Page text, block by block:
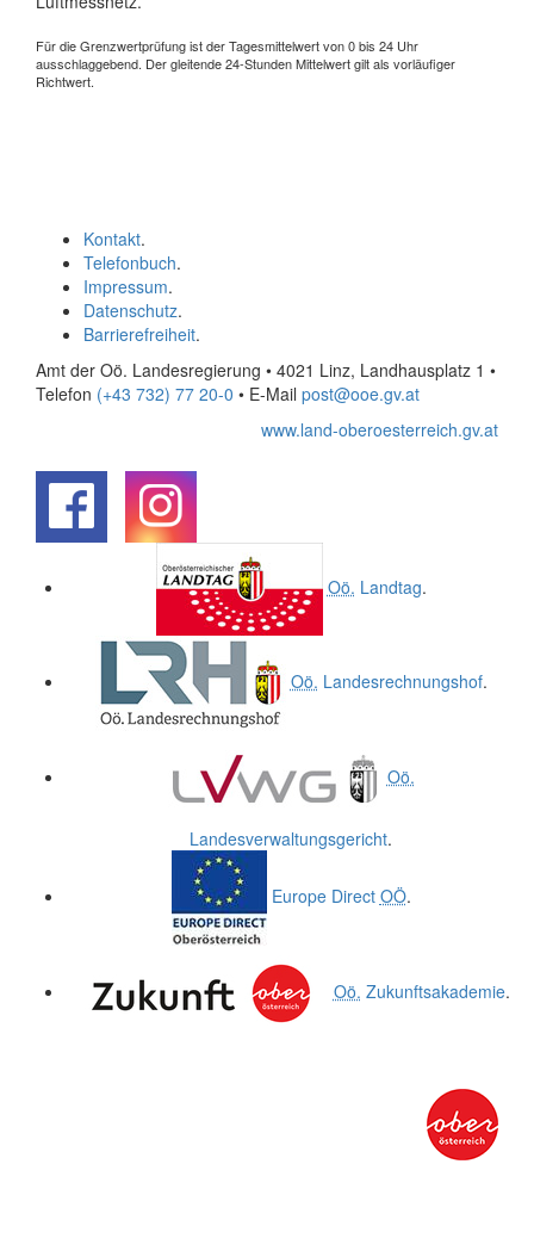
Für die Grenzwertprüfung ist der Tagesmittelwert von 0 bis 24 Uhr
ausschlaggebend. Der gleitende 24-Stunden Mittelwert gilt als vorläufiger
Richtwert.
Kontakt.
Telefonbuch.
Impressum.
Datenschutz.
Barrierefreiheit.
Amt der Oö. Landesregierung • 4021 Linz, Landhausplatz 1 •
Telefon (+43 732) 77 20-0 • E-Mail post@ooe.gv.at
www.land-oberoesterreich.gv.at
Oö. Landtag.
Oö. Landesrechnungshof.
Oö.
Landesverwaltungsgericht.
Europe Direct OÖ.
Oö. Zukunftsakademie.